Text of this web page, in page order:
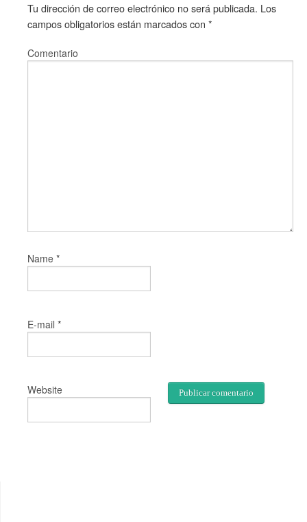
Tu dirección de correo electrónico no será publicada. Los
campos obligatorios están marcados con *
Comentario
Name *
E-mail *
Website